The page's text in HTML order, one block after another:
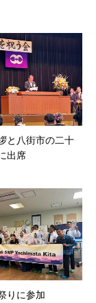
と八街市の二十
出席
りに参加